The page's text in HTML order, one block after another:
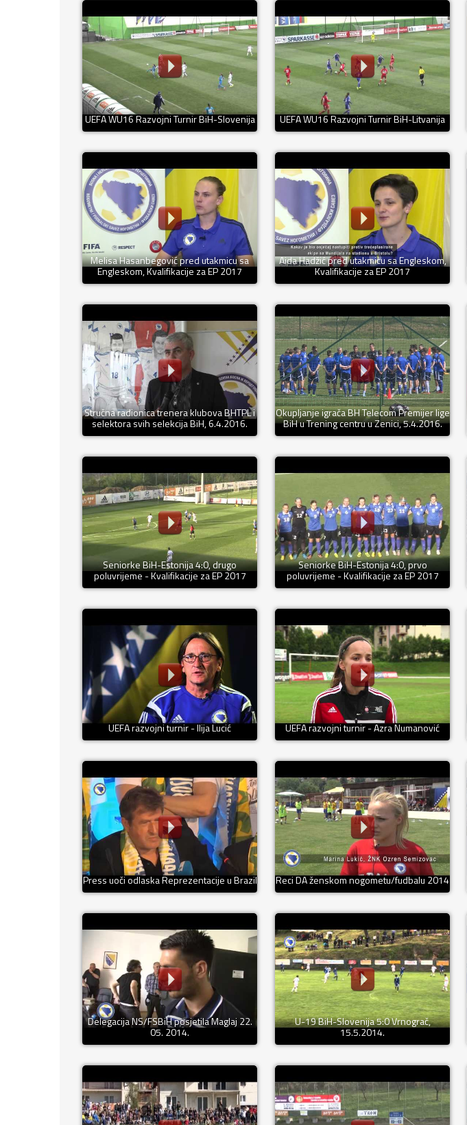
UEFA WU16 Razvojni Turnir BiH-Slovenija UEFA WU16 Razvojni Turnir BiH-Litvanija
Melisa Hasanbegović pred utakmicu sa
Engleskom, Kvalifikacije za EP 2017
Aida Hadžić pred utakmicu sa Engleskom,
Kvalifikacije za EP 2017
Stručna radionica trenera klubova BHTPL i
selektora svih selekcija BiH, 6.4.2016.
Okupljanje igrača BH Telecom Premijer lige
BiH u Trening centru u Zenici, 5.4.2016.
Seniorke BiH-Estonija 4:0, drugo
poluvrijeme - Kvalifikacije za EP 2017
Seniorke BiH-Estonija 4:0, prvo
poluvrijeme - Kvalifikacije za EP 2017
UEFA razvojni turnir - Ilija Lucić UEFA razvojni turnir - Azra Numanović
Press uoči odlaska Reprezentacije u Brazil Reci DA ženskom nogometu/fudbalu 2014
Delegacija NS/FSBiH posjetila Maglaj 22.
05. 2014.
U-19 BiH-Slovenija 5:0 Vrnograč,
15.5.2014.